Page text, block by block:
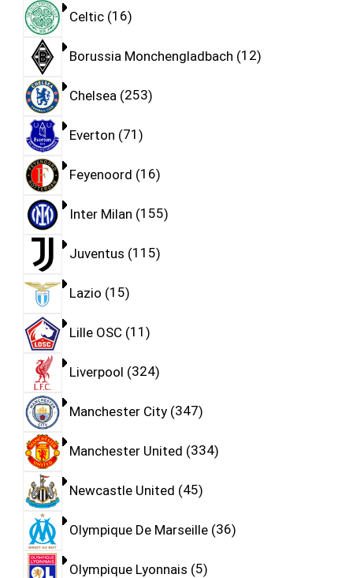
Celtic 16
Borussia Monchengladbach 12
Chelsea 253
Everton 71
Feyenoord 16
Inter Milan 155
Juventus 115
Lazio 15
Lille OSC 11
Liverpool 324
Manchester City 347
Manchester United 334
Newcastle United 45
Olympique De Marseille 36
Olympique Lyonnais 5